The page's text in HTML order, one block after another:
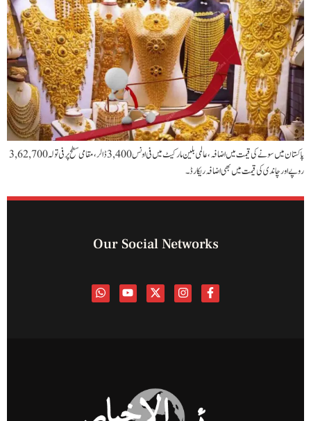
پاکستان میں سونے کی قیمت میں اضافہ، عالمی بلین مارکیٹ میں فی اونس 3,400 ڈالر، مقامی سطح پر فی تولہ 3,62,700
روپے اور چاندی کی قیمت میں بھی اضافہ ریکارڈ۔
Our Social Networks